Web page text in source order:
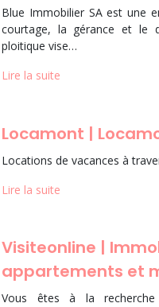
Blue Immobilier SA est une
courtage, la gérance et le
ploitique vise…
Lire la suite
Locamont |
Locations de vacances à
Lire la suite
Visiteon­li­ne |
ap­par­te­ments et
Vous êtes à la recherche